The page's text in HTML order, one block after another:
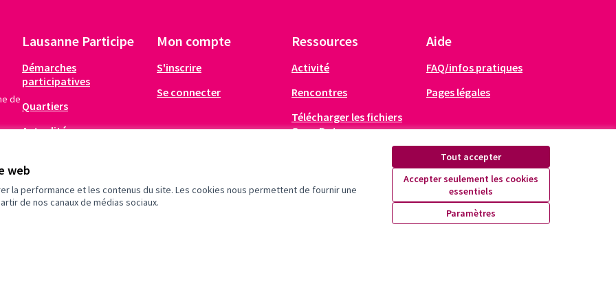
web
la performance et les contenus du site. Les cookies nous permettent de fournir une
de nos canaux de médias sociaux.
Tout accepter
Accepter seulement les cookies
essentiels
Paramètres
de
Lausanne Participe
Démarches
participatives
Quartiers
Actualités
Mon compte
S'inscrire
Se connecter
Ressources
Activité
Rencontres
Télécharger les fichiers
Open Data
Aide
FAQ/infos pratiques
Pages légales
X
Facebook